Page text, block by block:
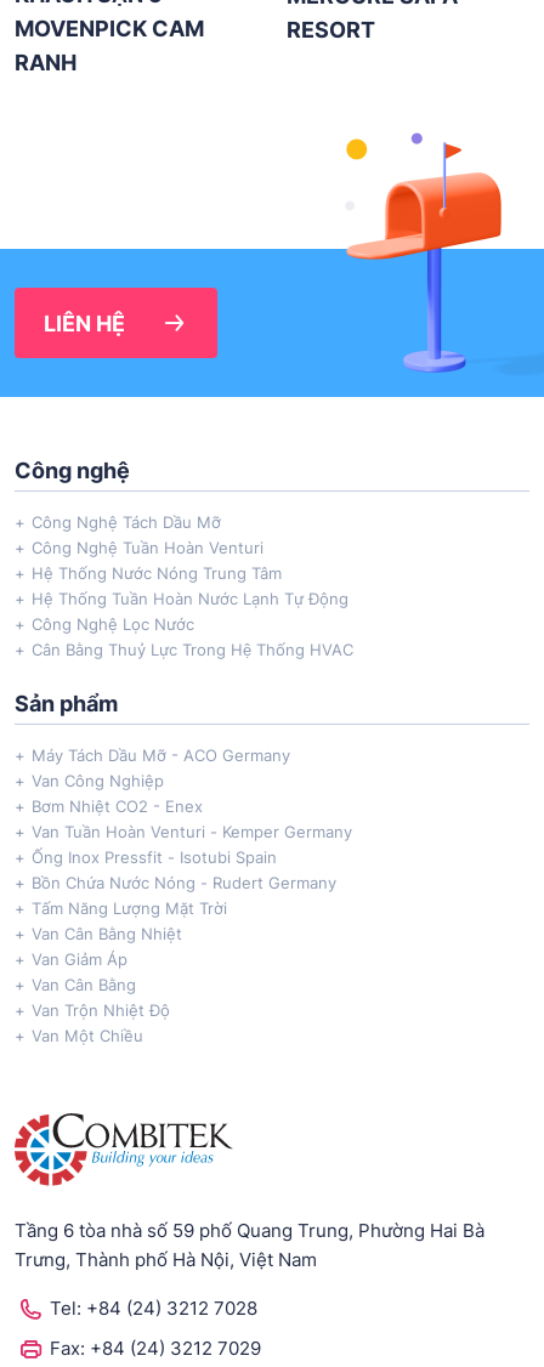
MOVENPICK CAM
RANH
RESORT
LIÊN HỆ
Công nghệ
Công Nghệ Tách Dầu Mỡ
Công Nghệ Tuần Hoàn Venturi
Hệ Thống Nước Nóng Trung Tâm
Hệ Thống Tuần Hoàn Nước Lạnh Tự Động
Công Nghệ Lọc Nước
Cân Bằng Thuỷ Lực Trong Hệ Thống HVAC
Sản phẩm
Máy Tách Dầu Mỡ - ACO Germany
Van Công Nghiệp
Bơm Nhiệt CO2 - Enex
Van Tuần Hoàn Venturi - Kemper Germany
Ống Inox Pressfit - Isotubi Spain
Bồn Chứa Nước Nóng - Rudert Germany
Tấm Năng Lượng Mặt Trời
Van Cân Bằng Nhiệt
Van Giảm Áp
Van Cân Bằng
Van Trộn Nhiệt Độ
Van Một Chiều
Tầng 6 tòa nhà số 59 phố Quang Trung, Phường Hai Bà
Trưng, Thành phố Hà Nội, Việt Nam
Tel: +84 (24) 3212 7028
Fax: +84 (24) 3212 7029